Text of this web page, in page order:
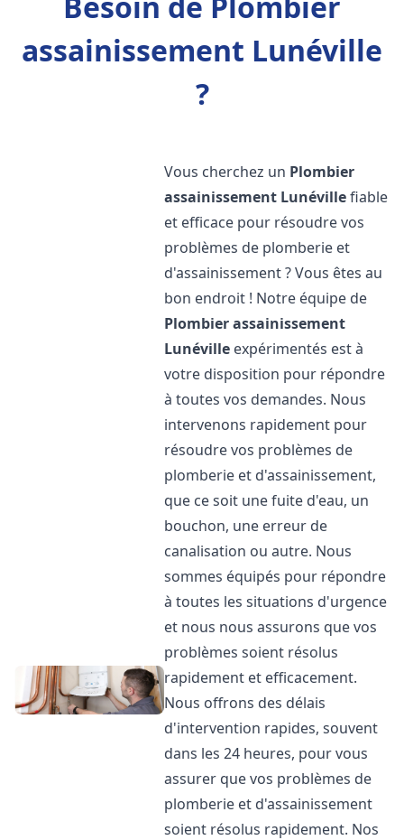
assainissement Lunéville
?
Vous cherchez un Plombier
assainissement Lunévillefiable
et efficace pour résoudre vos
problèmes de plomberie et
d'assainissement ? Vous êtes au
bon endroit ! Notre équipe de
Plombier assainissement
Lunéville expérimentés est à
votre disposition pour répondre
à toutes vos demandes. Nous
intervenons rapidement pour
résoudre vos problèmes de
plomberie et d'assainissement,
que ce soit une fuite d'eau, un
bouchon, une erreur de
canalisation ou autre. Nous
sommes équipés pour répondre
à toutes les situations d'urgence
et nous nous assurons que vos
problèmes soient résolus
rapidement et efficacement.
Nous offrons des délais
d'intervention rapides, souvent
dans les 24 heures, pour vous
assurer que vos problèmes de
plomberie et d'assainissement
soient résolus rapidement. Nos